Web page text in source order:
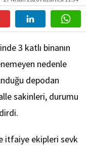
3 katlı binanın
nedenle
depodan
sakinleri, durumu
itfaiye ekipleri sevk